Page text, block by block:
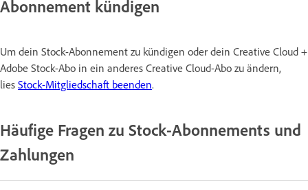
Abonnement kündigen
Um dein Stock-Abonnement zu kündigen oder dein Creative Cloud +
Adobe Stock-Abo in ein anderes Creative Cloud-Abo zu ändern,
lies Stock-Mitgliedschaft beenden.
Häufige Fragen zu Stock-Abonnements und
Zahlungen